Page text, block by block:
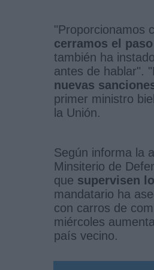
"Proporcionamos
cerramos el
también ha
antes de hablar".
nuevas
primer ministro
la Unión.
Según informa la
Minsiterio de
que supervisen
mandatario ha
con carros de
miércoles
país vecino.